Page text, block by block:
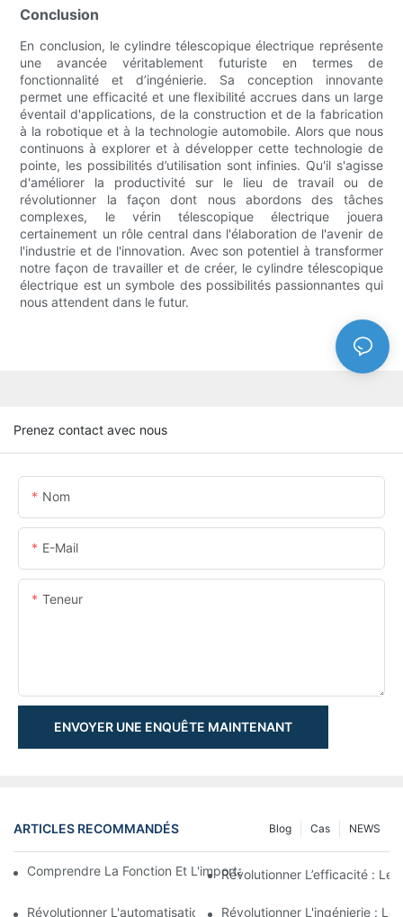
Conclusion
En conclusion, le cylindre télescopique électrique représente
une avancée véritablement futuriste en termes de
fonctionnalité et d’ingénierie. Sa conception innovante
permet une efficacité et une flexibilité accrues dans un large
éventail d'applications, de la construction et de la fabrication
à la robotique et à la technologie automobile. Alors que nous
continuons à explorer et à développer cette technologie de
pointe, les possibilités d’utilisation sont infinies. Qu'il s'agisse
d'améliorer la productivité sur le lieu de travail ou de
révolutionner la façon dont nous abordons des tâches
complexes, le vérin télescopique électrique jouera
certainement un rôle central dans l'élaboration de l'avenir de
l'industrie et de l'innovation. Avec son potentiel à transformer
notre façon de travailler et de créer, le cylindre télescopique
électrique est un symbole des possibilités passionnantes qui
nous attendent dans le futur.
Prenez contact avec nous
Nom
E-Mail
Teneur
ENVOYER UNE ENQUÊTE MAINTENANT
ARTICLES RECOMMANDÉS NEWS
Cas
Blog
Comprendre La Fonction Et L'importance Des Vérins
Révolutionner L’efficacité : Le
Révolutionner L'automatisation Industrielle Avec Des Vérins
Révolutionner L'ingénierie :